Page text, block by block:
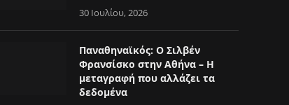
30 Ιουλίου, 2026
Παναθηναϊκός: Ο Σιλβέν
Φρανσίσκο στην Αθήνα – Η
μεταγραφή που αλλάζει τα
δεδομένα